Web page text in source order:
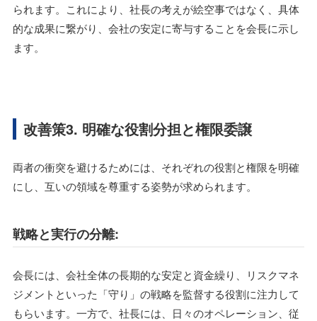
られます。これにより、社長の考えが絵空事ではなく、具体
的な成果に繋がり、会社の安定に寄与することを会長に示し
ます。
改善策3. 明確な役割分担と権限委譲
両者の衝突を避けるためには、それぞれの役割と権限を明確
にし、互いの領域を尊重する姿勢が求められます。
戦略と実行の分離:
会長には、会社全体の長期的な安定と資金繰り、リスクマネ
ジメントといった「守り」の戦略を監督する役割に注力して
もらいます。一方で、社長には、日々のオペレーション、従